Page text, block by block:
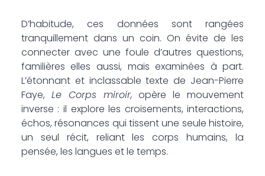
D’habitude, ces données sont rangées
tranquillement dans un coin. On évite de les
connecter avec une foule d’autres questions,
familières elles aussi, mais examinées à part.
L’étonnant et inclassable texte de Jean-Pierre
Faye, Le Corps miroir, opère le mouvement
inverse : il explore les croisements, interactions,
échos, résonances qui tissent une seule histoire,
un seul récit, reliant les corps humains, la
pensée, les langues et le temps.